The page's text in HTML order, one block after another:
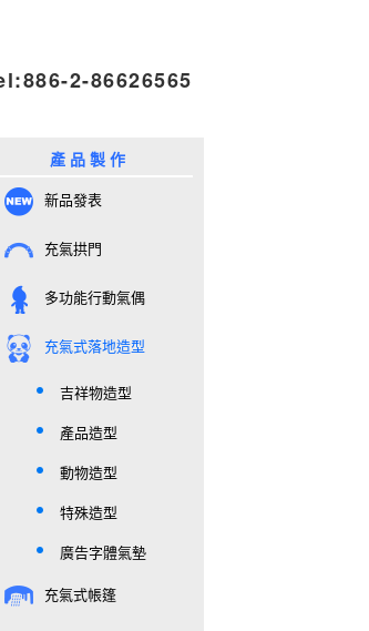
2-86626565
產 品 製 作
新品發表
充氣拱門
多功能行動氣偶
充氣式落地造型
吉祥物造型
產品造型
動物造型
特殊造型
廣告字體氣墊
充氣式帳篷